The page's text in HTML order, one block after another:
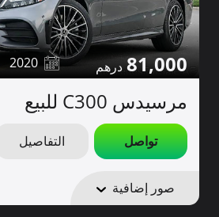
81,000
2020
مرسيدس C300 للبيع
تواصل التفاصيل
صور إضافية